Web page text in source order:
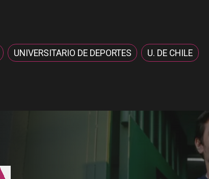
UNIVERSITARIO DE DEPORTES U. DE CHILE